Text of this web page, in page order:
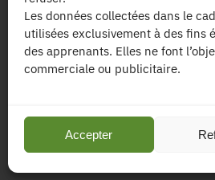
Les données collectées dans le
utilisées exclusivement à des fins
des apprenants. Elles ne font
commerciale ou publicitaire.
Accepter
| Les contenus
l’agence de communication